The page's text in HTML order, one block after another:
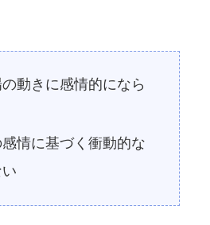
動きに感情的になら
情に基づく衝動的な